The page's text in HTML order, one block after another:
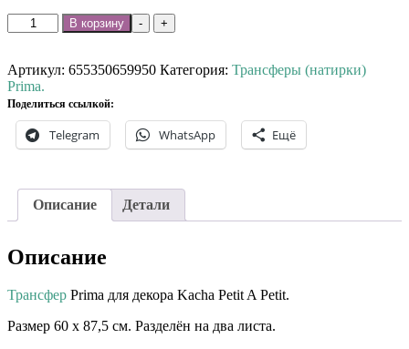
-
Количество
товара
Prima
Kacha
Petit
A
Petit.
+
В корзину
Артикул: 655350659950 Категория: Трансферы (натирки)
Prima.
Поделиться ссылкой:
Telegram WhatsApp Ещё
Описание Детали
Описание
Трансфер Prima для декора Kacha Petit A Petit.
Размер 60 х 87,5 см. Разделён на два листа.